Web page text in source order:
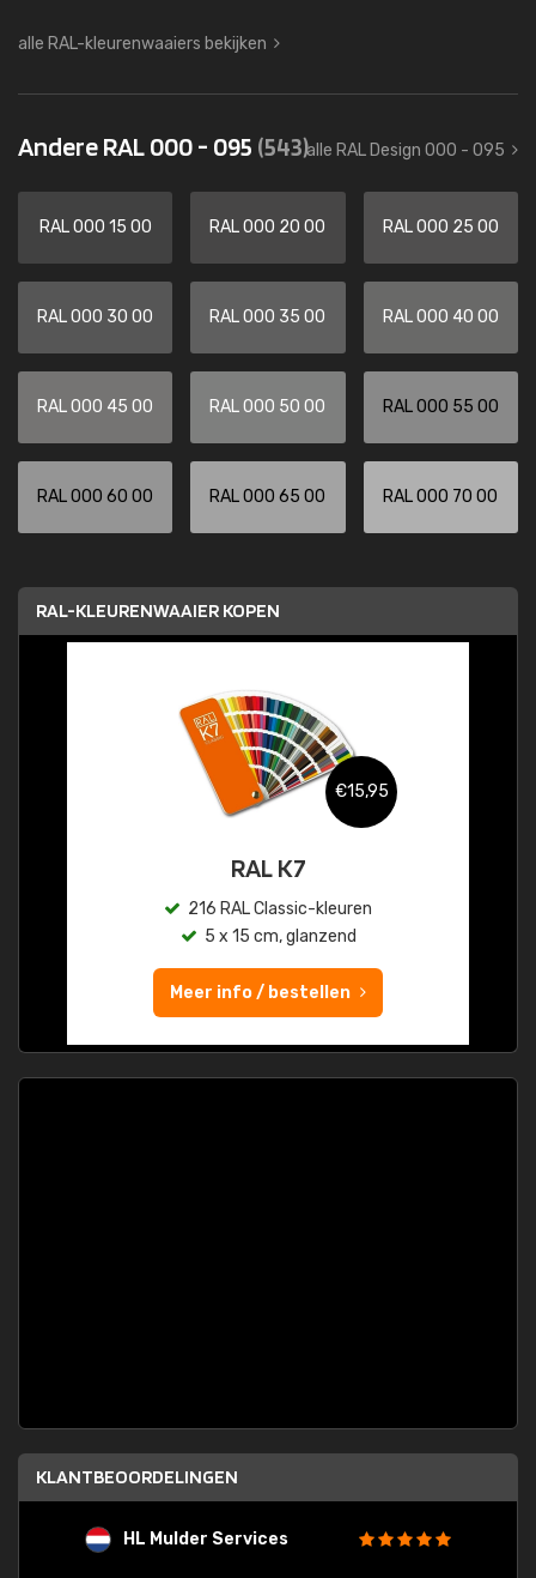
alle RAL-kleurenwaaiers bekijken
Andere RAL 000 - 095 (543)alle RAL Design 000 - 095
RAL 000 15 00 RAL 000 20 00 RAL 000 25 00
RAL 000 30 00 RAL 000 35 00 RAL 000 40 00
RAL 000 45 00 RAL 000 50 00 RAL 000 55 00
RAL 000 60 00 RAL 000 65 00 RAL 000 70 00
RAL-KLEURENWAAIER KOPEN
€15,95
RAL K7
216 RAL Classic-kleuren
5 x 15 cm, glanzend
Meer info / bestellen
KLANTBEOORDELINGEN
HL Mulder Services